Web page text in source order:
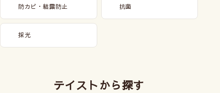
防カビ・結露防止 抗菌
採光
テイストから探す